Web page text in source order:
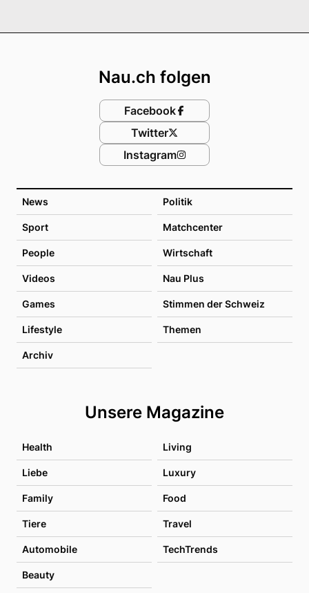
News Politik
Sport Matchcenter
People Wirtschaft
Videos Nau Plus
Games Stimmen der Schweiz
Lifestyle Themen
Archiv
Unsere Magazine
Health Living
Liebe Luxury
Family Food
Tiere Travel
Automobile TechTrends
Beauty
Nau.ch folgen
Facebook
Twitter
Instagram